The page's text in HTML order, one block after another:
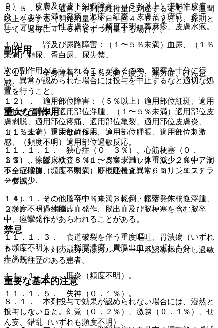
９）． 皮膚及び皮下組織障害：（５％以上）接触性皮膚
炎、（１％未満）発疹、湿疹、紅斑、皮膚そう痒症、多汗
症、アレルギー性皮膚炎、（頻度不明）蕁麻疹、皮膚水疱。
１０）． 腎及び尿路障害：（１〜５％未満）血尿、（１％
未満）頻尿、蛋白尿、尿失禁。
１１）． 全身障害：（１％未満）疲労、無力症、けん怠
感。
１２）． 適用部位障害：（５％以上）適用部位紅斑、適用
部位そう痒感、適用部位浮腫、（１〜５％未満）適用部位皮
膚剥脱、適用部位疼痛、適用部位亀裂、適用部位皮膚炎、
（１％未満）適用部位反応、適用部位腫脹、適用部位刺激
感、（頻度不明）適用部位過敏反応。
１３）． 臨床検査：（１〜５％未満）体重減少、血中アミ
ラーゼ増加、（１％未満）肝機能検査異常、コリンエステラ
ーゼ減少。
１４）． その他：（１％未満）転倒・転落、末梢性浮腫、
（頻度不明）縮瞳。
禁忌
２．１． 本剤の成分又はカルバメート系誘導体に対し過敏
症の既往歴のある患者。
重要な基本的注意
８．１． 本剤投与で効果が認められない場合には、漫然と
投与しないこと。
５．５．２． 通常、本剤は維持量に到達するまで１２週間
以上を要する（開始用量を１日１回４．５ｍｇとし、原則と
して４週毎に４．５ｍｇずつ増量する場合）。
副作用
次の副作用があらわれることがあるので、観察を十分に行
い、異常が認められた場合には投与を中止するなど適切な処
置を行うこと。
重大な副作用
１１．１． 重大な副作用
１１．１．１． 狭心症（０．３％）、心筋梗塞（０．
３％）、徐脈（０．８％）、房室ブロック（０．２％）、洞
不全症候群（頻度不明）、ＱＴ延長（０．６％）〔９．１．
２参照〕。
１１．１．２． 脳卒中（０．３％）、痙攣発作（０．
２％）：一過性脳虚血発作、脳出血及び脳梗塞を含む脳卒
中、痙攣発作があらわれることがある。
１１．１．３． 食道破裂を伴う重度嘔吐、胃潰瘍（いずれ
も頻度不明）、十二指腸潰瘍、胃腸出血（いずれも０．
１％）。
１１．１．４． 肝炎（頻度不明）。
１１．１．５． 失神（０．１％）。
１１．１．６． 幻覚（０．２％）、激越（０．１％）、せ
ん妄、錯乱（いずれも頻度不明）。